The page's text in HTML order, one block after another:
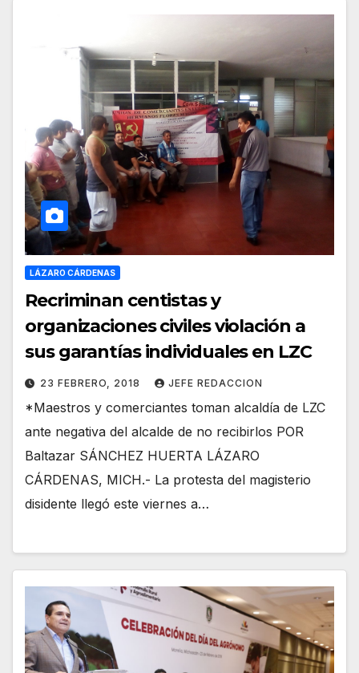
LÁZARO CÁRDENAS
Recriminan centistas y
organizaciones civiles violación a
sus garantías individuales en LZC
23 FEBRERO, 2018 JEFE REDACCION
*Maestros y comerciantes toman alcaldía de LZC
ante negativa del alcalde de no recibirlos POR
Baltazar SÁNCHEZ HUERTA LÁZARO
CÁRDENAS, MICH.- La protesta del magisterio
disidente llegó este viernes a…